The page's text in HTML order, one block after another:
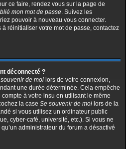
ce faire, rendez vous sur la page de
mon mot de passe. Suivez les
pouvoir à nouveau vous connecter.
réinitialiser votre mot de passe, contactez
déconnecté ?
de moi lors de votre connexion,
une durée déterminée. Cela empêche
à votre insu en utilisant le même
la case Se souvenir de moi lors de la
si vous utilisez un ordinateur public
cyber-café, université, etc.). Si vous ne
administrateur du forum a désactivé